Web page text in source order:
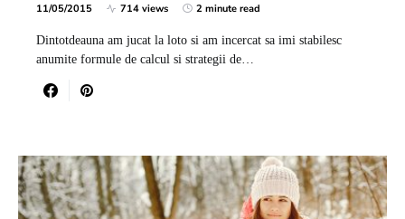
11/05/2015 714 views 2 minute read
Dintotdeauna am jucat la loto si am incercat sa imi stabilesc
anumite formule de calcul si strategii de…